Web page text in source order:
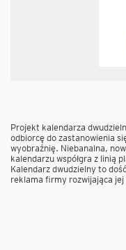
Projekt kalendarza
odbiorcę do zastanowienia
wyobraźnię. Niebanalna,
kalendarzu współgra z linią
Kalendarz dwudzielny to
reklama firmy rozwijająca